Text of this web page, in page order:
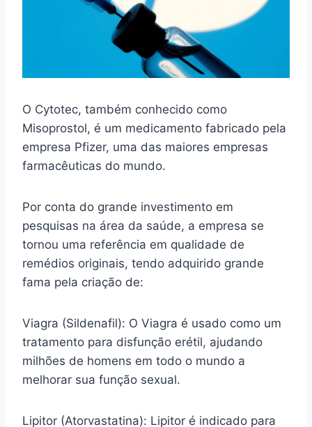
O Cytotec, também conhecido como
Misoprostol, é um medicamento fabricado pela
empresa Pfizer, uma das maiores empresas
farmacêuticas do mundo.
Por conta do grande investimento em
pesquisas na área da saúde, a empresa se
tornou uma referência em qualidade de
remédios originais, tendo adquirido grande
fama pela criação de:
Viagra (Sildenafil): O Viagra é usado como um
tratamento para disfunção erétil, ajudando
milhões de homens em todo o mundo a
melhorar sua função sexual.
Lipitor (Atorvastatina): Lipitor é indicado para